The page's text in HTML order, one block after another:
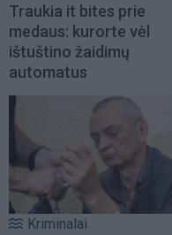
Traukia it bites prie
medaus: kurorte vėl
ištuštino žaidimų
automatus
Kriminalai